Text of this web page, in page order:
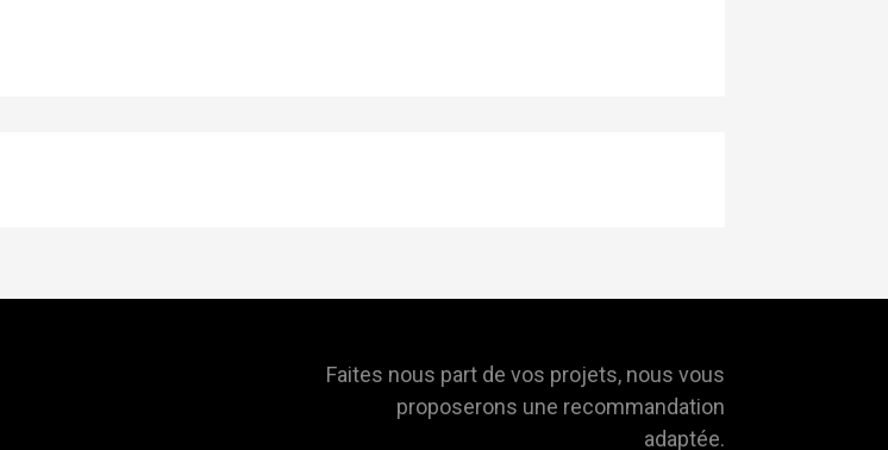
Faites nous part de vos projets, nous vous
proposerons une recommandation
adaptée.